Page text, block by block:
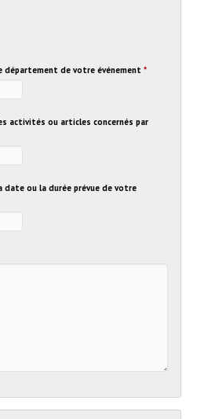
département de votre événement *
activités ou articles concernés par
date ou la durée prévue de votre